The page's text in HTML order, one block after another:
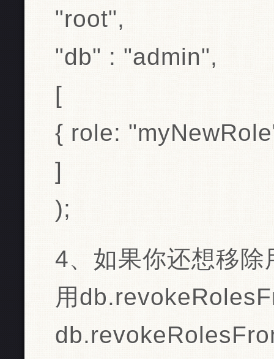
"root",
"db" : "admin",
[
{ role:
]
);
4、如果你还想移
用